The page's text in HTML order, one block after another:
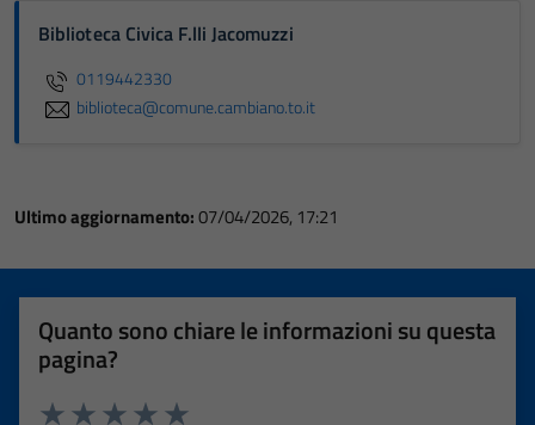
Biblioteca Civica F.lli Jacomuzzi
0119442330
biblioteca@comune.cambiano.to.it
Ultimo aggiornamento:07/04/2026, 17:21
Quanto sono chiare le informazioni su questa
pagina?